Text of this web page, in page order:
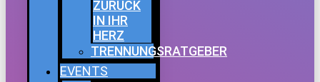
ZURÜCK
IN IHR
HERZ
TRENNUNGSRATGEBER
EVENTS